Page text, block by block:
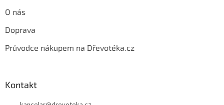
O nás
Doprava
Průvodce nákupem na Dřevotéka.cz
Kontakt